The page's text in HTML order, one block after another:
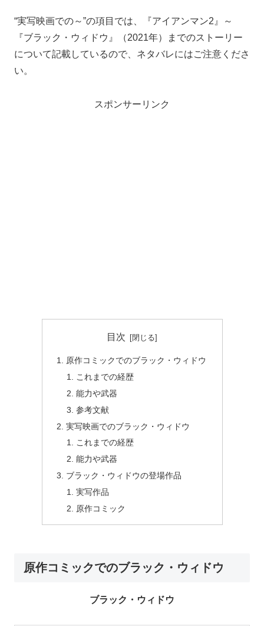
“実写映画での～”の項目では、『アイアンマン2』～
『ブラック・ウィドウ』（2021年）までのストーリー
について記載しているので、ネタバレにはご注意くださ
い。
スポンサーリンク
目次
原作コミックでのブラック・ウィドウ
これまでの経歴
能力や武器
参考文献
実写映画でのブラック・ウィドウ
これまでの経歴
能力や武器
ブラック・ウィドウの登場作品
実写作品
原作コミック
原作コミックでのブラック・ウィドウ
ブラック・ウィドウ